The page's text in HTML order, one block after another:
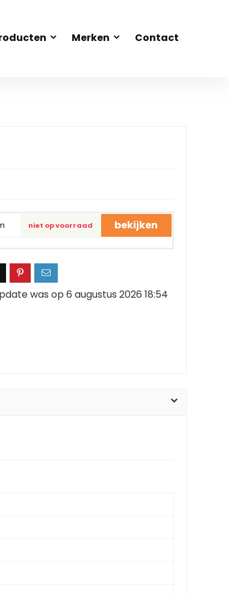
Merken Contact
niet op voorraad bekijken
was op 6 augustus 2026 18:54